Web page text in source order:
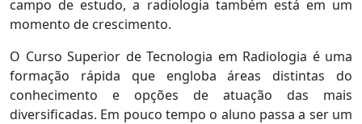
campo de estudo, a radiologia também está em um
momento de crescimento.
O Curso Superior de Tecnologia em Radiologia é uma
formação rápida que engloba áreas distintas do
conhecimento e opções de atuação das mais
diversificadas. Em pouco tempo o aluno passa a ser um